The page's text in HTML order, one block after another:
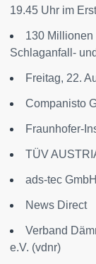
19.45 Uhr im
130 Millionen
Schlaganfall-
Freitag, 22.
Companisto
Fraunhofer-
TÜV
ads-tec GmbH
News Direct
Verband
e.V. (vdnr)